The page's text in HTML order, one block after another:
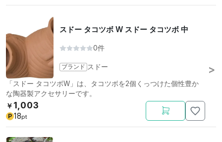
スドー タコツボ W スドー タコツボ 中
0件
ブランド スドー
「スドー タコツボW」は、タコツボを2個くっつけた個性豊か
な陶器製アクセサリーです。
￥ 1,003
P 18pt